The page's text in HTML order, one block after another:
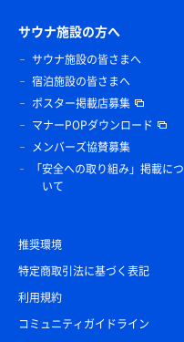
サウナ施設の方へ
サウナ施設の皆さまへ
宿泊施設の皆さまへ
ポスター掲載店募集
マナーPOPダウンロード
メンバーズ協賛募集
「安全への取り組み」掲載につ
いて
推奨環境
特定商取引法に基づく表記
利用規約
コミュニティガイドライン